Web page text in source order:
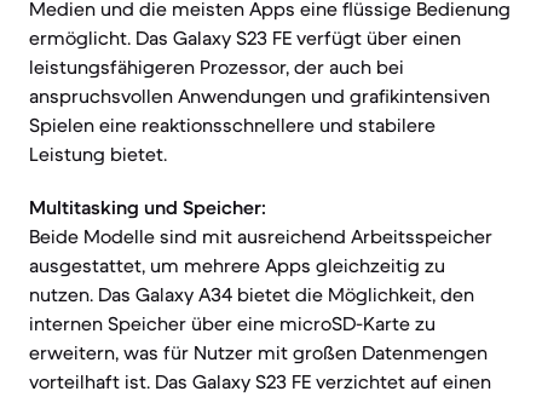
Medien und die meisten Apps eine flüssige Bedienung
ermöglicht. Das Galaxy S23 FE verfügt über einen
leistungsfähigeren Prozessor, der auch bei
anspruchsvollen Anwendungen und grafikintensiven
Spielen eine reaktionsschnellere und stabilere
Leistung bietet.
Multitasking und Speicher:
Beide Modelle sind mit ausreichend Arbeitsspeicher
ausgestattet, um mehrere Apps gleichzeitig zu
nutzen. Das Galaxy A34 bietet die Möglichkeit, den
internen Speicher über eine microSD-Karte zu
erweitern, was für Nutzer mit großen Datenmengen
vorteilhaft ist. Das Galaxy S23 FE verzichtet auf einen